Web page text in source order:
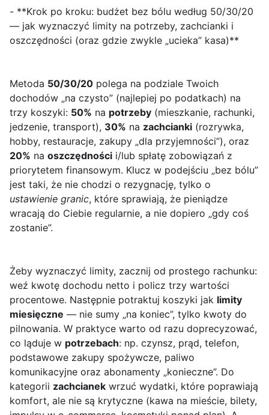
- **Krok po kroku: budżet bez bólu według 50/30/20
— jak wyznaczyć limity na potrzeby, zachcianki i
oszczędności (oraz gdzie zwykle „ucieka” kasa)**
Metoda 50/30/20 polega na podziale Twoich
dochodów „na czysto” (najlepiej po podatkach) na
trzy koszyki: 50% na potrzeby (mieszkanie, rachunki,
jedzenie, transport), 30% na zachcianki (rozrywka,
hobby, restauracje, zakupy „dla przyjemności”), oraz
20% na oszczędności i/lub spłatę zobowiązań z
priorytetem finansowym. Klucz w podejściu „bez bólu”
jest taki, że nie chodzi o rezygnację, tylko o
ustawienie granic, które sprawiają, że pieniądze
wracają do Ciebie regularnie, a nie dopiero „gdy coś
zostanie”.
Żeby wyznaczyć limity, zacznij od prostego rachunku:
weź kwotę dochodu netto i policz trzy wartości
procentowe. Następnie potraktuj koszyki jak limity
miesięczne — nie sumy „na koniec”, tylko kwoty do
pilnowania. W praktyce warto od razu doprecyzować,
co ląduje w potrzebach: np. czynsz, prąd, telefon,
podstawowe zakupy spożywcze, paliwo
komunikacyjne oraz abonamenty „konieczne”. Do
kategorii zachcianek wrzuć wydatki, które poprawiają
komfort, ale nie są krytyczne (kawa na mieście, bilety,